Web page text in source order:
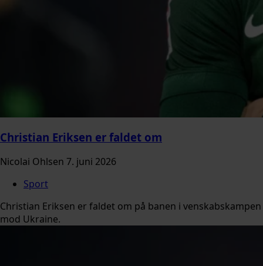
Christian Eriksen er faldet om
Nicolai Ohlsen 7. juni 2026
Sport
Christian Eriksen er faldet om på banen i venskabskampen
mod Ukraine.